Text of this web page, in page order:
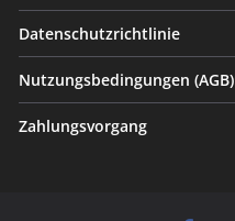
Datenschutzrichtlinie
Nutzungsbedingungen (AGB)
Zahlungsvorgang